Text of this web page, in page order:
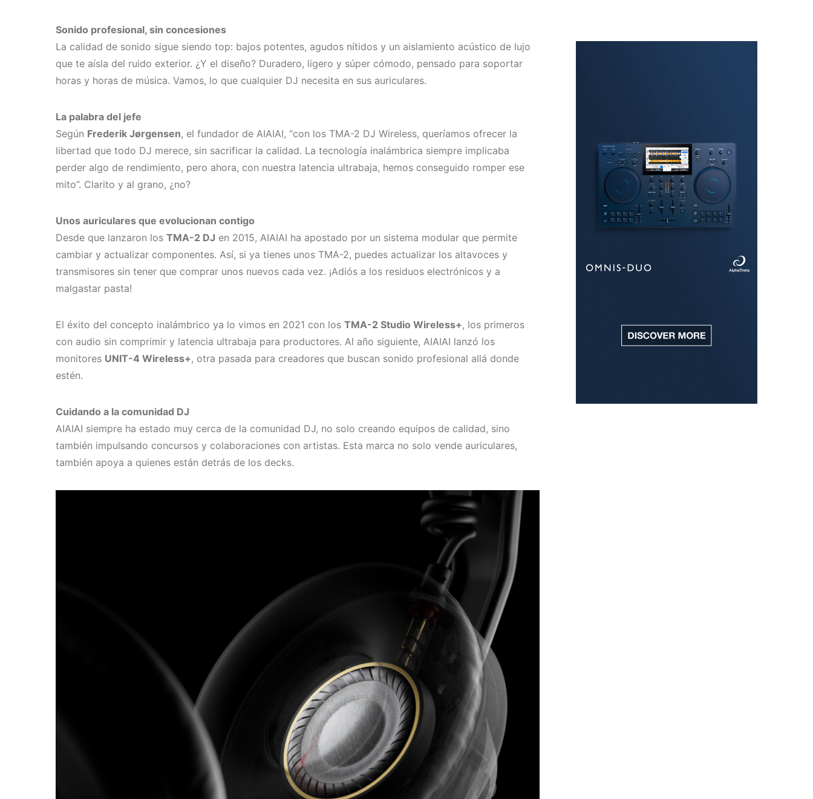
Sonido profesional, sin concesiones
La calidad de sonido sigue siendo top: bajos potentes, agudos nítidos y un aislamiento acústico de lujo
que te aísla del ruido exterior. ¿Y el diseño? Duradero, ligero y súper cómodo, pensado para soportar
horas y horas de música. Vamos, lo que cualquier DJ necesita en sus auriculares.
La palabra del jefe
Según Frederik Jørgensen, el fundador de AIAIAI, “con los TMA-2 DJ Wireless, queríamos ofrecer la
libertad que todo DJ merece, sin sacrificar la calidad. La tecnología inalámbrica siempre implicaba
perder algo de rendimiento, pero ahora, con nuestra latencia ultrabaja, hemos conseguido romper ese
mito”. Clarito y al grano, ¿no?
Unos auriculares que evolucionan contigo
Desde que lanzaron los TMA-2 DJ en 2015, AIAIAI ha apostado por un sistema modular que permite
cambiar y actualizar componentes. Así, si ya tienes unos TMA-2, puedes actualizar los altavoces y
transmisores sin tener que comprar unos nuevos cada vez. ¡Adiós a los residuos electrónicos y a
malgastar pasta!
El éxito del concepto inalámbrico ya lo vimos en 2021 con los TMA-2 Studio Wireless+, los primeros
con audio sin comprimir y latencia ultrabaja para productores. Al año siguiente, AIAIAI lanzó los
monitores UNIT-4 Wireless+, otra pasada para creadores que buscan sonido profesional allá donde
estén.
Cuidando a la comunidad DJ
AIAIAI siempre ha estado muy cerca de la comunidad DJ, no solo creando equipos de calidad, sino
también impulsando concursos y colaboraciones con artistas. Esta marca no solo vende auriculares,
también apoya a quienes están detrás de los decks.